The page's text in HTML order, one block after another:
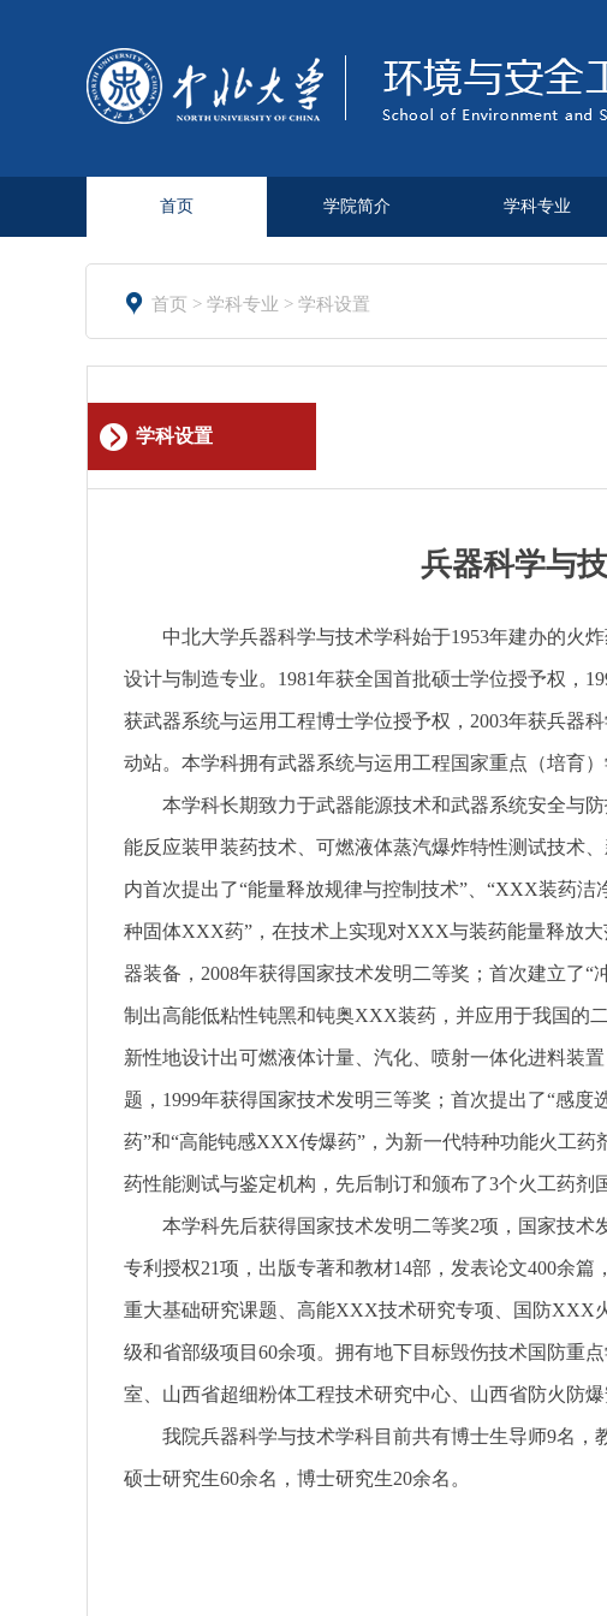
首页 学院简介 学科专业
 首页 > 学科专业 > 学科设置
学科设置
兵器科学与
中北大学兵器科学与技术学科始于1953年建办的火
设计与制造专业。1981年获全国首批硕士学位授予权，
获武器系统与运用工程博士学位授予权，2003年获兵器
动站。本学科拥有武器系统与运用工程国家重点（培育
本学科长期致力于武器能源技术和武器系统安全与
能反应装甲装药技术、可燃液体蒸汽爆炸特性测试技术
内首次提出了“能量释放规律与控制技术”、“XXX装药
种固体XXX药”，在技术上实现对XXX与装药能量释放
器装备，2008年获得国家技术发明二等奖；首次建立了
制出高能低粘性钝黑和钝奥XXX装药，并应用于我国的
新性地设计出可燃液体计量、汽化、喷射一体化进料装
题，1999年获得国家技术发明三等奖；首次提出了“感
药”和“高能钝感XXX传爆药”，为新一代特种功能火工
药性能测试与鉴定机构，先后制订和颁布了3个火工药剂
本学科先后获得国家技术发明二等奖2项，国家技术
专利授权21项，出版专著和教材14部，发表论文400余
重大基础研究课题、高能XXX技术研究专项、国防XXX
级和省部级项目60余项。拥有地下目标毁伤技术国防重
室、山西省超细粉体工程技术研究中心、山西省防火防爆
我院兵器科学与技术学科目前共有博士生导师9名，
硕士研究生60余名，博士研究生20余名。